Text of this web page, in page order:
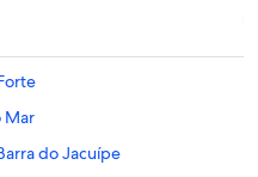
Mar
do Jacuípe